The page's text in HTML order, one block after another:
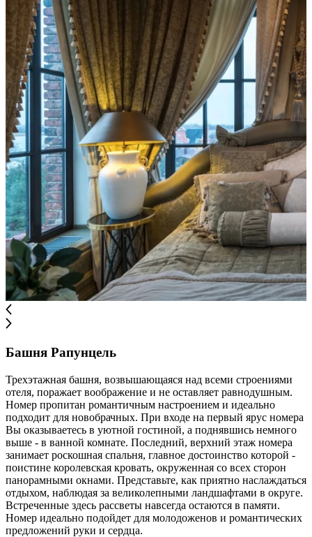
Башня Рапунцель
Трехэтажная башня, возвышающаяся над всеми строениями
отеля, поражает воображение и не оставляет равнодушным.
Номер пропитан романтичным настроением и идеально
подходит для новобрачных. При входе на первый ярус номера
Вы оказываетесь в уютной гостиной, а поднявшись немного
выше - в ванной комнате. Последний, верхний этаж номера
занимает роскошная спальня, главное достоинство которой -
поистине королевская кровать, окруженная со всех сторон
панорамными окнами. Представьте, как приятно наслаждаться
отдыхом, наблюдая за великолепными ландшафтами в округе.
Встреченные здесь рассветы навсегда остаются в памяти.
Номер идеально подойдет для молодоженов и романтических
предложений руки и сердца.